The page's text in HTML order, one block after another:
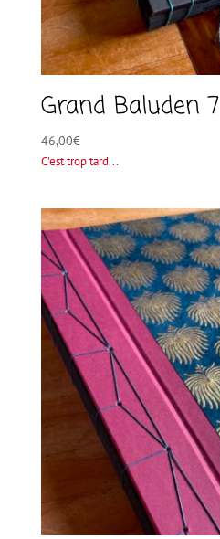
Grand Baluden 7
46,00€
C'est trop tard...